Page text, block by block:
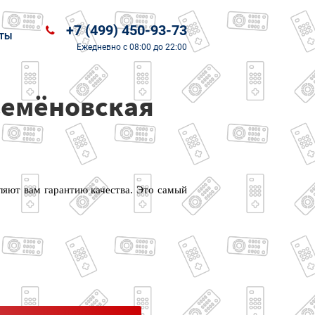
+7 (499) 450-93-73
Ежедневно с 08:00 до 22:00
вам гарантию качества. Это самый